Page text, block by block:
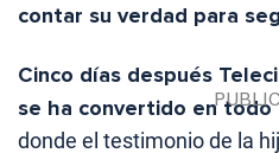
contar su verdad para
Cinco días después
se ha convertido en
donde el testimonio de la